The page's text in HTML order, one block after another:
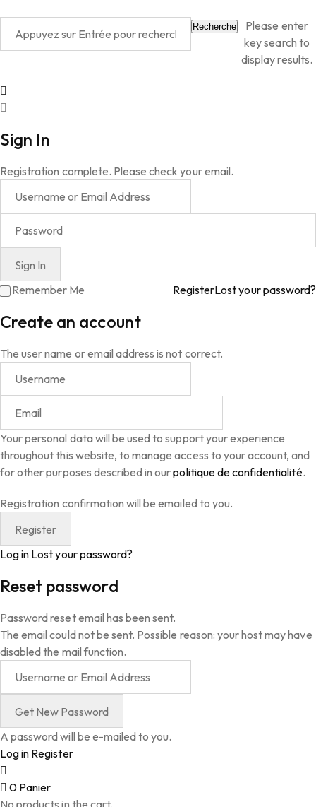
Recherche
Please enter
key search to
display results.
Sign In
Registration complete. Please check your email.
Remember Me RegisterLost your password?
Create an account
The user name or email address is not correct.
Your personal data will be used to support your experience
throughout this website, to manage access to your account, and
for other purposes described in ourpolitique de confidentialité.
Registration confirmation will be emailed to you.
Log in Lost your password?
Reset password
Password reset email has been sent.
The email could not be sent. Possible reason: your host may have
disabled the mail function.
A password will be e-mailed to you.
Log in Register
0 Panier
No products in the cart.